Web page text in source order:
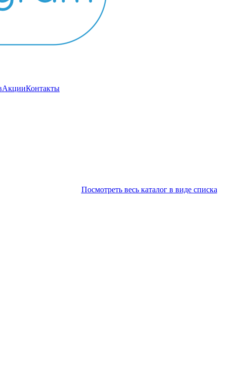
АкцииКонтакты
Посмотреть весь каталог в виде списка